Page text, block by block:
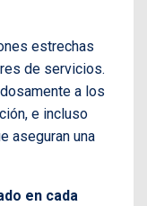
estrechas
de servicios.
a los
e incluso
aseguran una
en cada